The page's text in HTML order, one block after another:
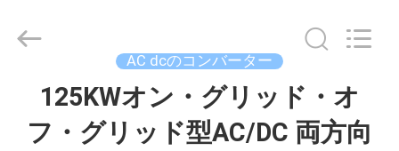
Reserved.
AC dcのコンバーター
125KWオン・グリッド・オ
フ・グリッド型AC/DC 両方向